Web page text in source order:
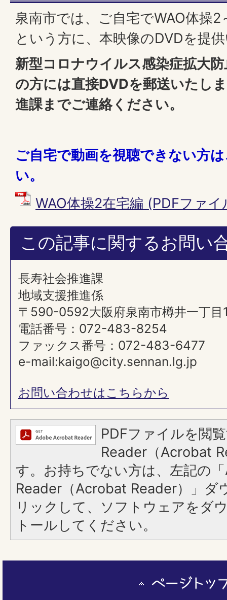
泉南市では、ご自宅でWAO体操
という方に、本映像のDVDを提
新型コロナウイルス感染症拡大
の方には直接DVDを郵送いたし
進課までご連絡ください。
ご自宅で動画を視聴できない方
い。
WAO体操2在宅編 (PDFファ
この記事に関するお問い
長寿社会推進課
地域支援推進係
〒590-0592大阪府泉南市樽井一丁目
電話番号：072-483-8254
ファックス番号：072-483-6477
e-mail:kaigo@city.sennan.lg.jp
お問い合わせはこちらから
PDFファイルを閲
Reader（Acrobat
す。お持ちでない方は、左記の
Reader（Acrobat Reader）」ダ
リックして、ソフトウェアをダ
トールしてください。